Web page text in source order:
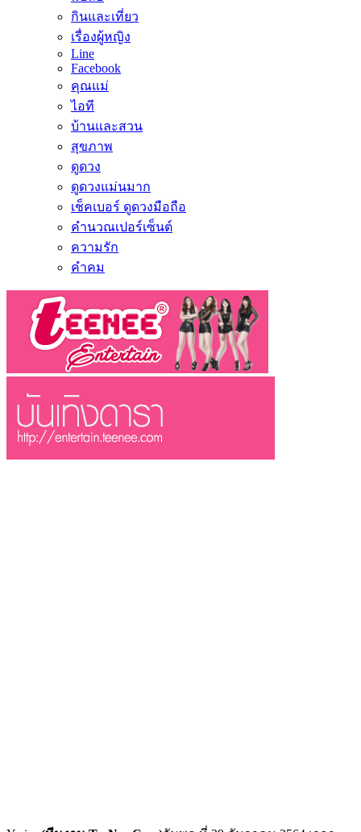
กินและเที่ยว
เรื่องผู้หญิง
Line
Facebook
คุณแม่
ไอที
บ้านและสวน
สุขภาพ
ดูดวง
ดูดวงแม่นมาก
เช็คเบอร์ ดูดวงมือถือ
คำนวณเปอร์เซ็นต์
ความรัก
คำคม